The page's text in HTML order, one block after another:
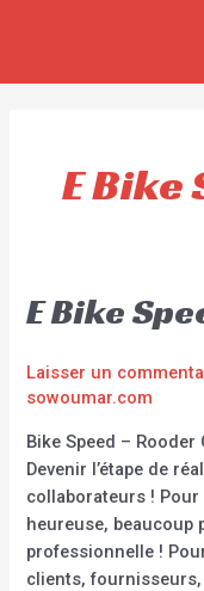
E Bike
E Bike
Laisser un
sowoumar.com
Bike Speed –
Devenir l’étape de
collaborateurs !
heureuse, beaucoup
professionnelle !
clients,